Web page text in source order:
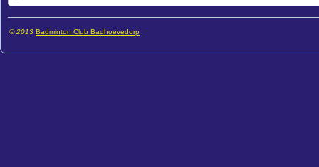
© 2013 Badminton Club Badhoevedorp